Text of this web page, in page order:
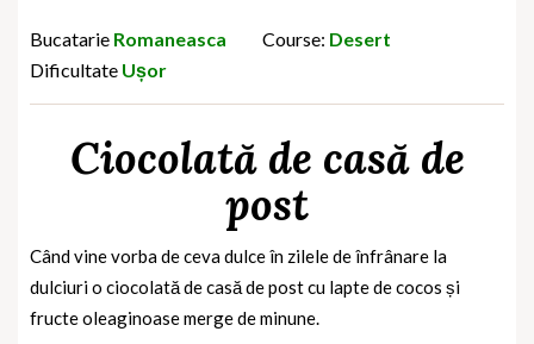
Bucatarie Romaneasca Course: Desert
Dificultate Ușor
Ciocolată de casă de
post
Când vine vorba de ceva dulce în zilele de înfrânare la
dulciuri o ciocolată de casă de post cu lapte de cocos și
fructe oleaginoase merge de minune.